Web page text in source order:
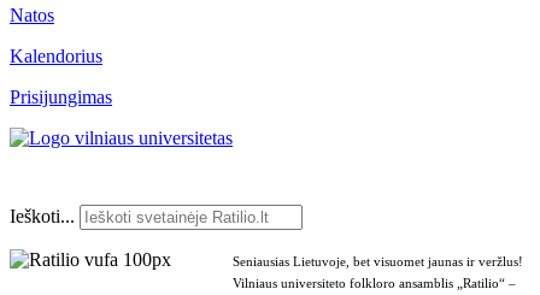
Natos
Kalendorius
Prisijungimas
Ieškoti...
Seniausias Lietuvoje, bet visuomet jaunas ir veržlus!
Vilniaus universiteto folkloro ansamblis „Ratilio“ –